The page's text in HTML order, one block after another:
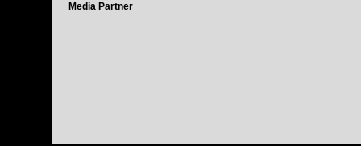
Media Partner